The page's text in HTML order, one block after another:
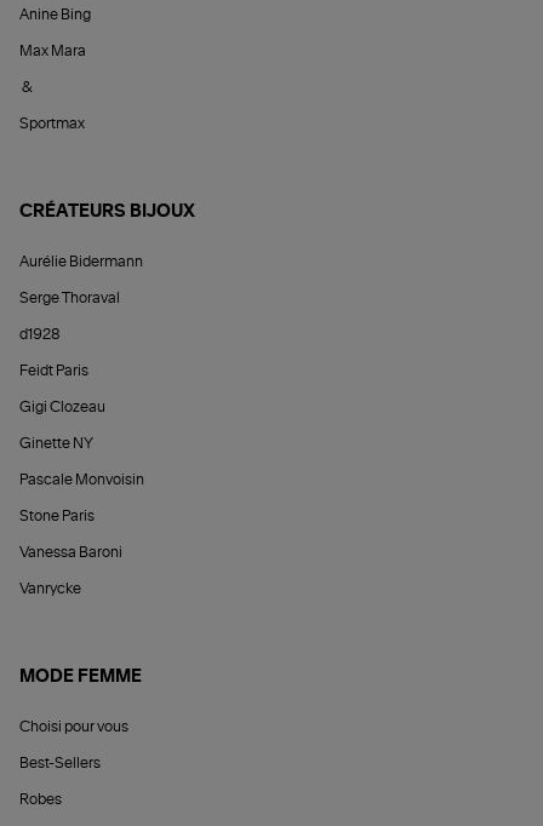
Anine Bing
Max Mara
&
Sportmax
CRÉATEURS BIJOUX
Aurélie Bidermann
Serge Thoraval
d1928
Feidt Paris
Gigi Clozeau
Ginette NY
Pascale Monvoisin
Stone Paris
Vanessa Baroni
Vanrycke
MODE FEMME
Choisi pour vous
Best-Sellers
Robes